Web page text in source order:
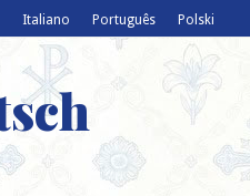
Italiano Português Polski